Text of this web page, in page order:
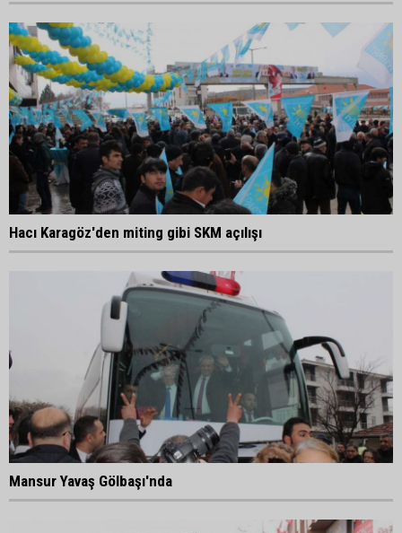
Hacı Karagöz'den miting gibi SKM açılışı
Mansur Yavaş Gölbaşı'nda